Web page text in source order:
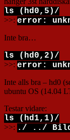
ls (hd0,5)/
>>: error:
Inte bra…
ls (hd0,2)/
>>: error:
Inte alls bra – hd0
ubuntu OS (14.04
Testar vidare:
ls (hd1,1)/
>>: ./ ../